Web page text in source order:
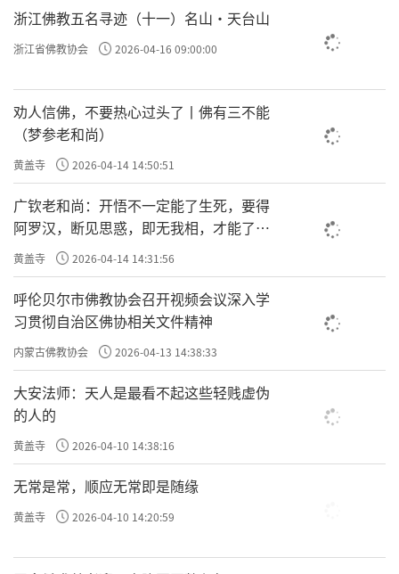
浙江佛教五名寻迹（十一）名山·天台山
浙江省佛教协会 2026-04-16 09:00:00
劝人信佛，不要热心过头了丨佛有三不能
（梦参老和尚）
黄盖寺 2026-04-14 14:50:51
广钦老和尚：开悟不一定能了生死，要得
阿罗汉，断见思惑，即无我相，才能了生
死
黄盖寺 2026-04-14 14:31:56
呼伦贝尔市佛教协会召开视频会议深入学
习贯彻自治区佛协相关文件精神
内蒙古佛教协会 2026-04-13 14:38:33
大安法师：天人是最看不起这些轻贱虚伪
的人的
黄盖寺 2026-04-10 14:38:16
无常是常，顺应无常即是随缘
黄盖寺 2026-04-10 14:20:59